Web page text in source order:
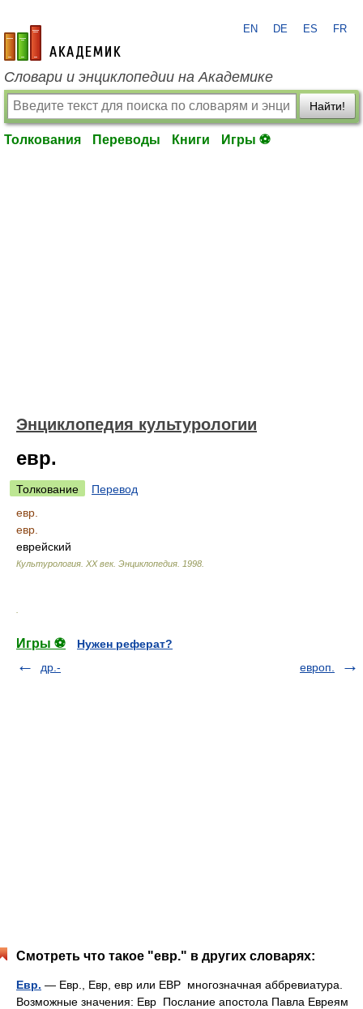
academic.ru
EN DE ES FR
Словари и энциклопедии на Академике
Найти!
Толкования Переводы Книги Игры ⚽
Энциклопедия культурологии
евр.
Толкование
Перевод
евр.
евр.
еврейский
Культурология. XX век. Энциклопедия 1998
Игры ⚽
Нужен реферат?
др.-
европ.
Смотреть что такое "евр." в других словарях:
Евр. — Евр., Евр, евр или ЕВР многозначная аббревиатура.
Возможные значения: Евр Послание апостола Павла Евреям